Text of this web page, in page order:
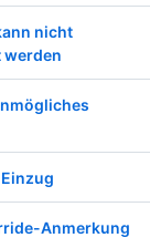
nicht
Anmerkung